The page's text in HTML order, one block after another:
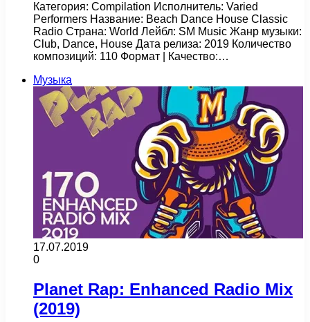
Категория: Compilation Исполнитель: Varied
Performers Название: Beach Dance House Classic
Radio Страна: World Лейбл: SM Music Жанр музыки:
Club, Dance, House Дата релиза: 2019 Количество
композиций: 110 Формат | Качество:…
Музыка
17.07.2019
0
Planet Rap: Enhanced Radio Mix
(2019)